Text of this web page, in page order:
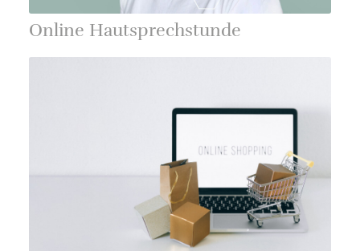
Online Hautsprechstunde